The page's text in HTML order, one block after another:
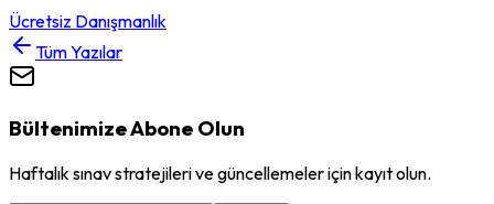
Ücretsiz Danışmanlık
Tüm Yazılar
Bültenimize Abone Olun
Haftalık sınav stratejileri ve güncellemeler için kayıt olun.